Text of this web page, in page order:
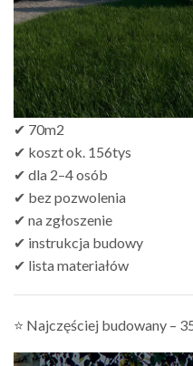
✔ 70m2
✔ koszt ok. 156tys
✔ dla 2–4 osób
✔ bez pozwolenia
✔ na zgłoszenie
✔ instrukcja budowy
✔ lista materiałów
⭐ Najczęściej budowany –